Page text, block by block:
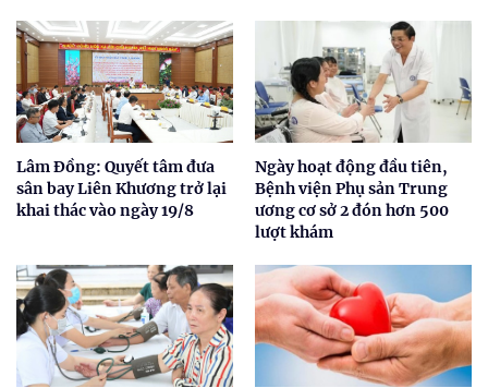
Lâm Đồng: Quyết tâm đưa
sân bay Liên Khương trở lại
khai thác vào ngày 19/8
Ngày hoạt động đầu tiên,
Bệnh viện Phụ sản Trung
ương cơ sở 2 đón hơn 500
lượt khám